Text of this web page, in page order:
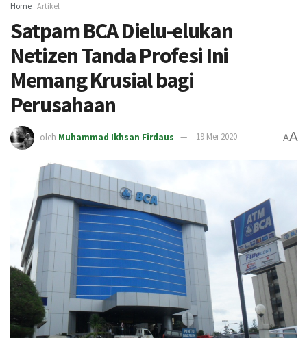
Home Artikel
Satpam BCA Dielu-elukan
Netizen Tanda Profesi Ini
Memang Krusial bagi
Perusahaan
oleh Muhammad Ikhsan Firdaus 19 Mei 2020 AA